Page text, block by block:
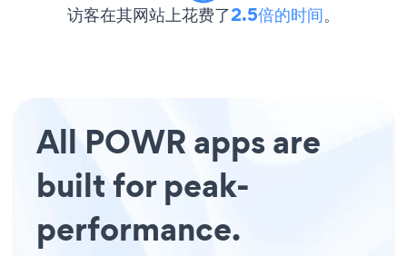
访客在其网站上花费了2.5倍的时间。
All POWR apps are
built for peak-
performance.